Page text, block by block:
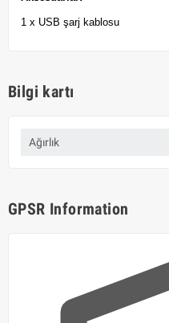
1 x USB şarj kablosu
Bilgi kartı
Ağırlık
GPSR Information